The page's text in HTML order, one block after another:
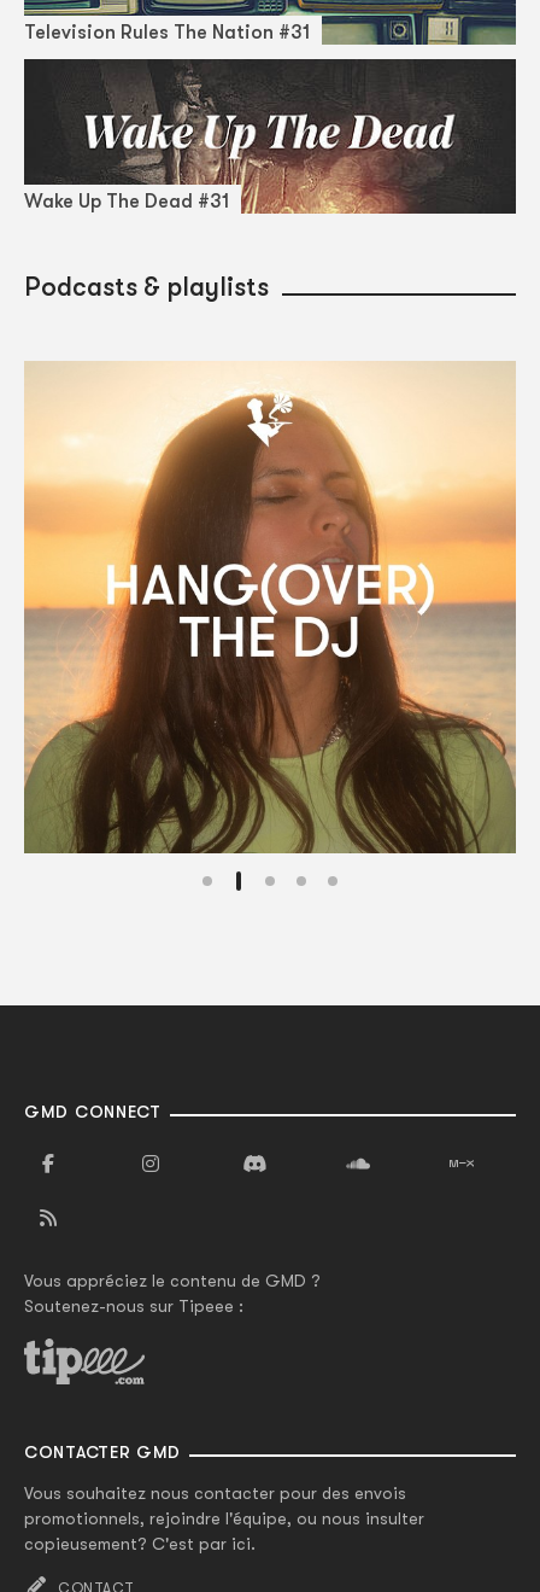
Television Rules The Nation #31
Wake Up The Dead #31
Podcasts & playlists
GMD CONNECT
Vous appréciez le contenu de GMD ?
Soutenez-nous sur Tipeee :
CONTACTER GMD
Vous souhaitez nous contacter pour des envois
promotionnels, rejoindre l'équipe, ou nous insulter
copieusement? C'est par ici.
CONTACT